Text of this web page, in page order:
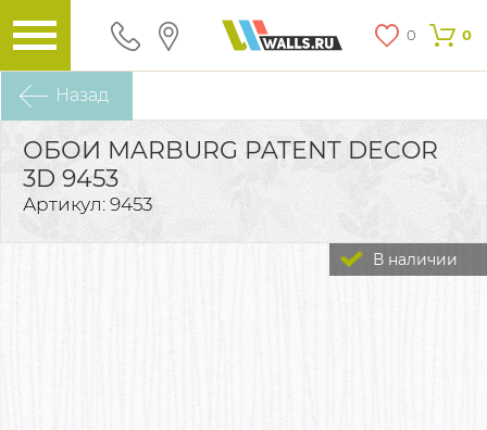
0 0
Назад
ОБОИ MARBURG PATENT DECOR
3D 9453
Артикул: 9453
В наличии